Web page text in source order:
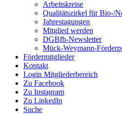
Arbeitskreise
Qualitätszirkel für Bio-/
Jahrestagungen
Mitglied werden
DGBfb-Newsletter
Mück-Weymann-
Fördermitglieder
Kontakt
Login Mitgliederbereich
Zu Facebook
Zu Instagram
Zu LinkedIn
Suche